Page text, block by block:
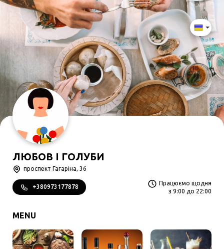
ЛЮБОВ І ГОЛУБИ
проспект Гагаріна, 36
+380973177878
Працюємо щодня
з 9:00 до 22:00
MENU